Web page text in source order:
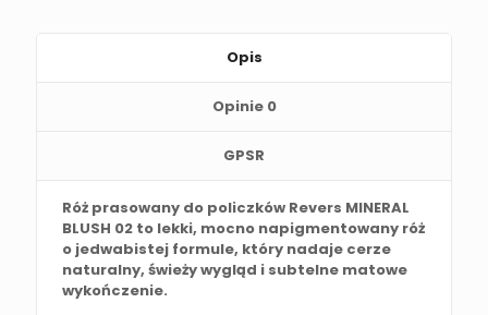
Opis
Opinie 0
GPSR
Róż prasowany do policzków Revers MINERAL
BLUSH 02 to lekki, mocno napigmentowany róż
o jedwabistej formule, który nadaje cerze
naturalny, świeży wygląd i subtelne matowe
wykończenie.